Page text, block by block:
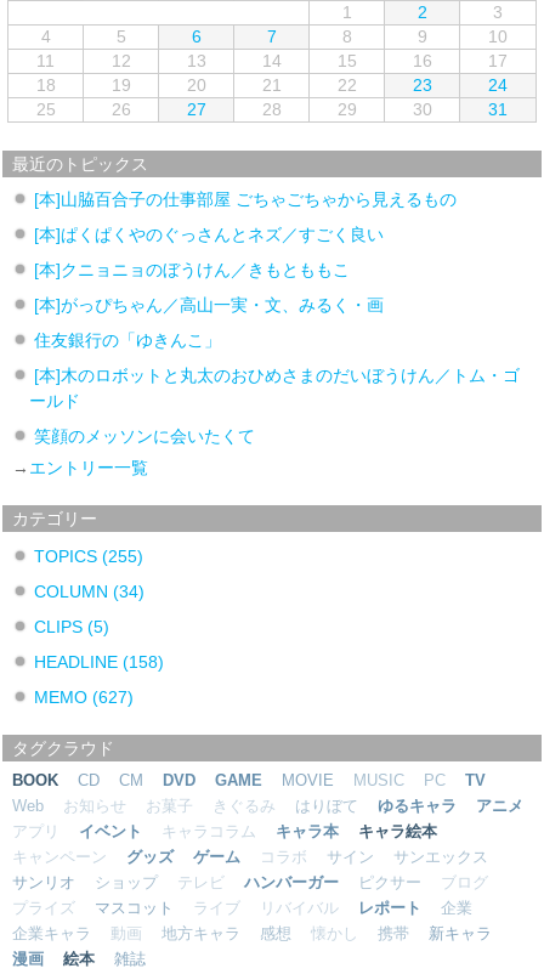
1
2
3
4
5 6 7 8 9
10
11
12 13 14 15 16
17
18
19 20 21 22 23
24
25
26 27 28 29 30 31
最近のトピックス
[本]山脇百合子の仕事部屋 ごちゃごちゃから見えるもの
[本]ぱくぱくやのぐっさんとネズ／すごく良い
[本]クニョニョのぼうけん／きもとももこ
[本]がっぴちゃん／高山一実・文、みるく・画
住友銀行の「ゆきんこ」
[本]木のロボットと丸太のおひめさまのだいぼうけん／トム・ゴ
ールド
笑顔のメッソンに会いたくて
→ エントリー一覧
カテゴリー
TOPICS(255)
COLUMN(34)
CLIPS(5)
HEADLINE(158)
MEMO(627)
タグクラウド
BOOK CD CM DVD GAME MOVIE MUSIC PC
TV
Web
お知らせ お菓子 きぐるみ はりぼて ゆるキャラ
アニメ
アプリ
イベント キャラコラム キャラ本
キャラ絵本
キャンペーン
グッズ ゲーム コラボ サイン
サンエックス
サンリオ
ショップ テレビ ハンバーガー ピクサー
ブログ
プライズ
マスコット ライブ リバイバル レポート
企業
企業キャラ
動画 地方キャラ 感想 懐かし 携帯
新キャラ
漫画
絵本 雑誌